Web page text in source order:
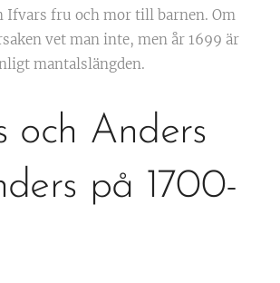
Ifvars fru och mor till barnen. Om
vet man inte, men år 1699 är
mantalslängden.
och Anders
på 1700-